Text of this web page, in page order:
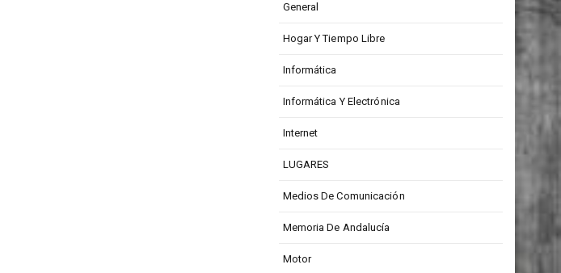
General
Hogar Y Tiempo Libre
Informática
Informática Y Electrónica
Internet
LUGARES
Medios De Comunicación
Memoria De Andalucía
Motor